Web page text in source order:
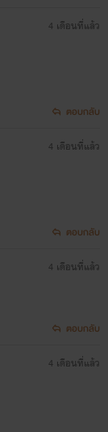
4 เดือนที่แล้ว
ตอบกลับ
4 เดือนที่แล้ว
ตอบกลับ
4 เดือนที่แล้ว
ตอบกลับ
4 เดือนที่แล้ว